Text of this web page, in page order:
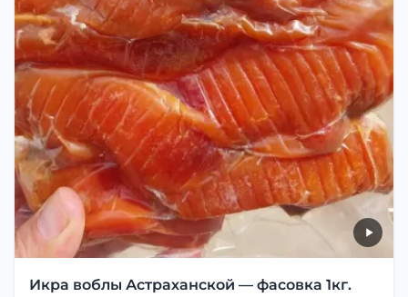
Икра воблы Астраханской — фасовка 1кг.